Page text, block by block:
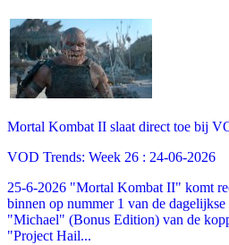
Mortal Kombat II slaat direct toe bij
VOD Trends: Week 26 : 24-06-2026
25-6-2026 "Mortal Kombat II" komt
binnen op nummer 1 van de
"Michael" (Bonus Edition) van de
"Project Hail...